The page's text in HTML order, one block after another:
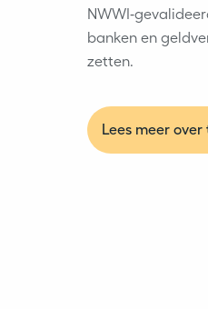
banken en
zetten.
Lees meer